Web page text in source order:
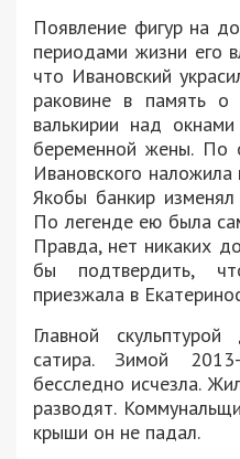
Появление фигур на
периодами жизни его
что Ивановский
раковине в память
валькирии над
беременной жены. По
Ивановского наложила
Якобы банкир
По легенде ею была
Правда, нет никаких
бы подтвердить,
приезжала в
Главной
сатира. Зимой
бесследно исчезла.
разводят.
крыши он не падал.